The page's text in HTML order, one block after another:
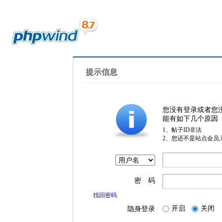
提示信息
您没有登录或者您
能有如下几个原因
1、帖子ID非法
2、您还不是站点会员
密 码
找回密码
隐身登录 开启 关闭